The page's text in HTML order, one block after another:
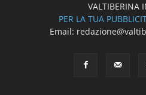
VALTIBERINA
PER LA TUA
Email: